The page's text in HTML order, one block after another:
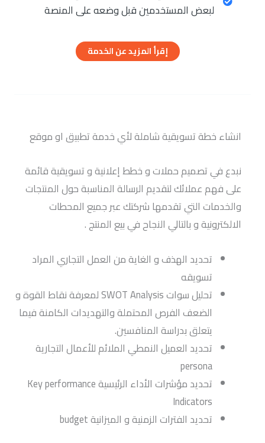
لبعض المستخدمين قبل وضعه على المنصة
إقرأ المزيد عن الخدمة
انشاء خطة تسويقية شاملة لأي خدمة تطبيق او موقع
نبدع في تصميم حملات و خطط إعلانية و تسويقية قائمة
على فهم عملائك لتقديم الرسالة المناسبة حول المنتجات
والخدمات التي تقدمها شركتك عبر جميع المحطات
الالكترونية و بالتالي النجاح في بيع المنتج .
تحديد الهذف و الغاية من العمل التجاري المراد
تسويقه
تحليل سوات SWOT Analysis لمعرفة نقاط القوة و
الضعف الفرص المحتملة والتهديدات الكامنة فيما
يتعلق بدراسة المنافسين.
تحديد العميل النمطي الملائم للأعمال التجارية
persona
تحديد مؤشرات الأداء الرئيسية Key performance
Indicators
تحديد الفترات الزمنية و الميزانية budget